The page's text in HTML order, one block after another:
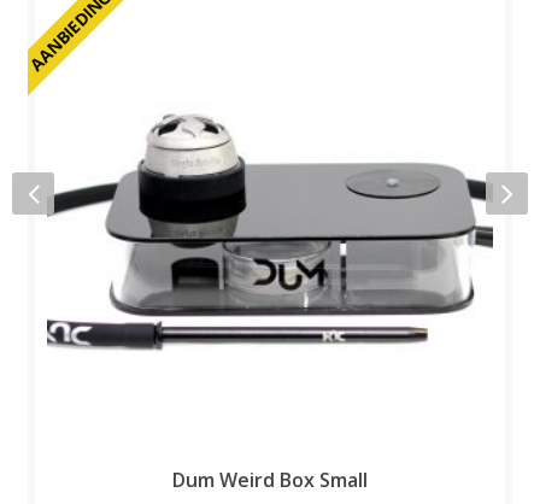
AANBIEDING
Dum Weird Box Small